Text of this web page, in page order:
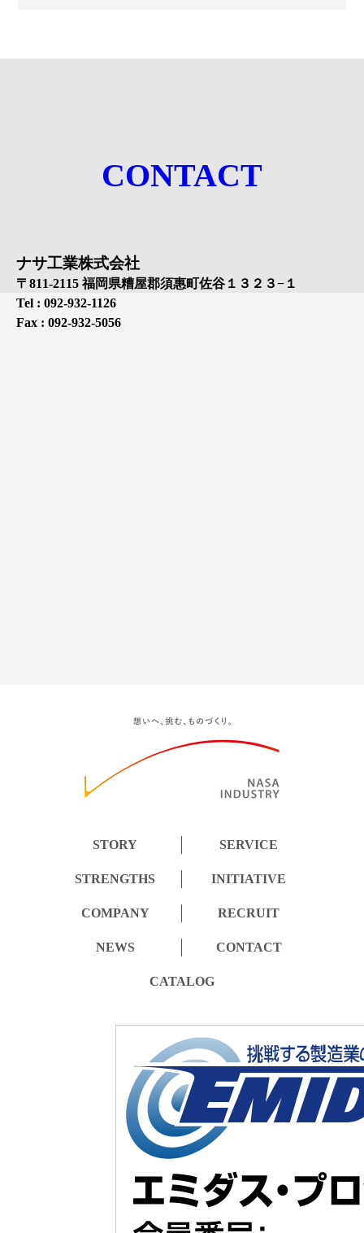
CONTACT
ナサ工業株式会社
〒811-2115 福岡県糟屋郡須惠町佐谷１３２３−１
Tel : 092-932-1126
Fax : 092-932-5056
STORY SERVICE
STRENGTHS INITIATIVE
COMPANY RECRUIT
NEWS CONTACT
CATALOG